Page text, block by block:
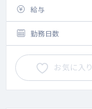
給与
勤務日数
お気に入り